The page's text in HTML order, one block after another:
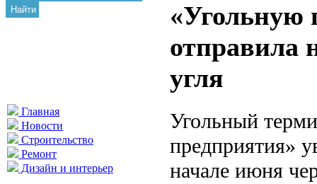
Найти
Главная
Новости
Строительство
Ремонт
Дизайн и интерьер
«Угольную
отправила
угля
Угольный
предприятия»
начале июня